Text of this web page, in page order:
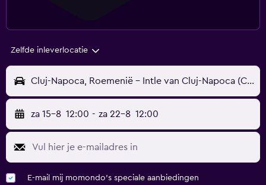
Zelfde inleverlocatie
Cluj-Napoca, Roemenië - Intle van Cluj-Napoca (CLJ)
za 15-8 12:00 - za 22-8 12:00
E-mail mij momondo's speciale aanbiedingen